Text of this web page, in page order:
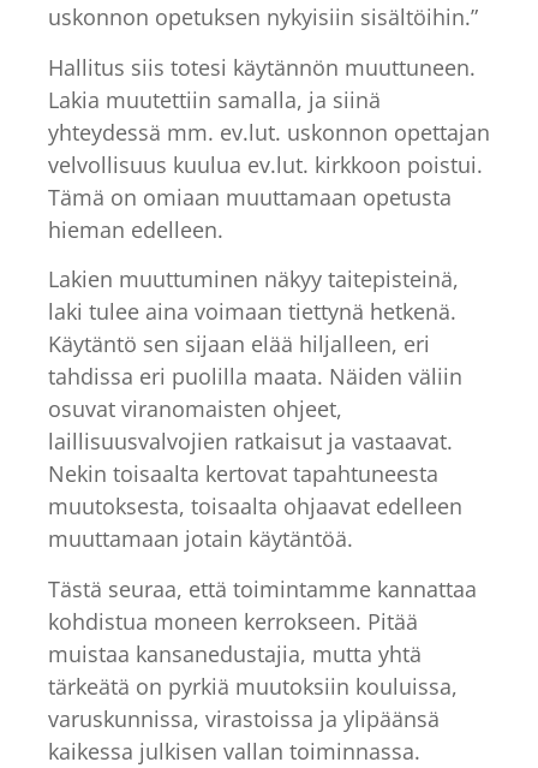
uskonnon opetuksen nykyisiin sisältöihin.”
Hallitus siis totesi käytännön muuttuneen.
Lakia muutettiin samalla, ja siinä
yhteydessä mm. ev.lut. uskonnon opettajan
velvollisuus kuulua ev.lut. kirkkoon poistui.
Tämä on omiaan muuttamaan opetusta
hieman edelleen.
Lakien muuttuminen näkyy taitepisteinä,
laki tulee aina voimaan tiettynä hetkenä.
Käytäntö sen sijaan elää hiljalleen, eri
tahdissa eri puolilla maata. Näiden väliin
osuvat viranomaisten ohjeet,
laillisuusvalvojien ratkaisut ja vastaavat.
Nekin toisaalta kertovat tapahtuneesta
muutoksesta, toisaalta ohjaavat edelleen
muuttamaan jotain käytäntöä.
Tästä seuraa, että toimintamme kannattaa
kohdistua moneen kerrokseen. Pitää
muistaa kansanedustajia, mutta yhtä
tärkeätä on pyrkiä muutoksiin kouluissa,
varuskunnissa, virastoissa ja ylipäänsä
kaikessa julkisen vallan toiminnassa.